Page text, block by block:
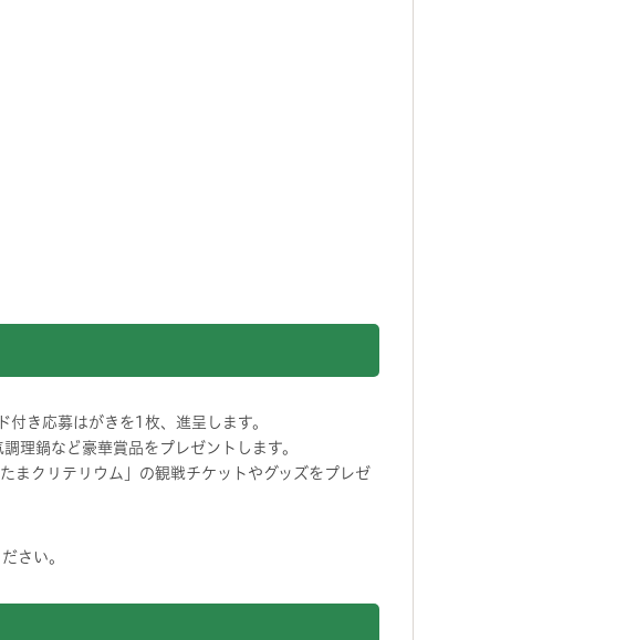
き応募はがきを1枚、進呈します。
理鍋など豪華賞品をプレゼントします。
まクリテリウム」の観戦チケットやグッズをプレゼ
さい。